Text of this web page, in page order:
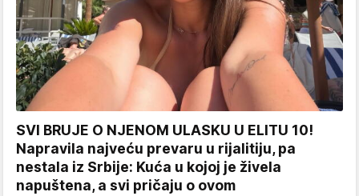
SVI BRUJE O NJENOM ULASKU U ELITU 10!
Napravila najveću prevaru u rijalitiju, pa
nestala iz Srbije: Kuća u kojoj je živela
napuštena, a svi pričaju o ovom